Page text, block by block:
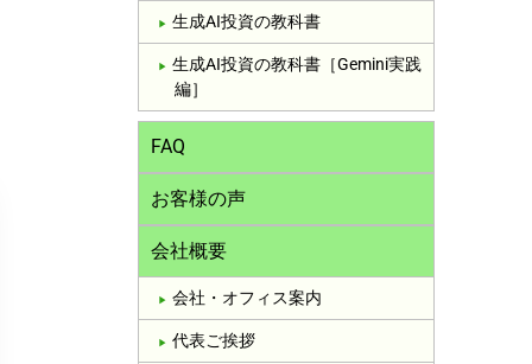
生成AI投資の教科書
生成AI投資の教科書［Gemini実践
編］
FAQ
お客様の声
会社概要
会社・オフィス案内
代表ご挨拶